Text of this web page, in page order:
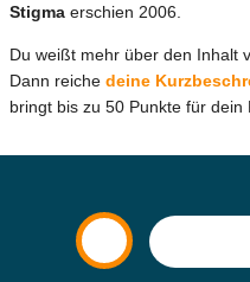
Stigma erschien 2006.
Du weißt mehr über den Inhalt
Dann reiche deine
bringt bis zu 50 Punkte für dein